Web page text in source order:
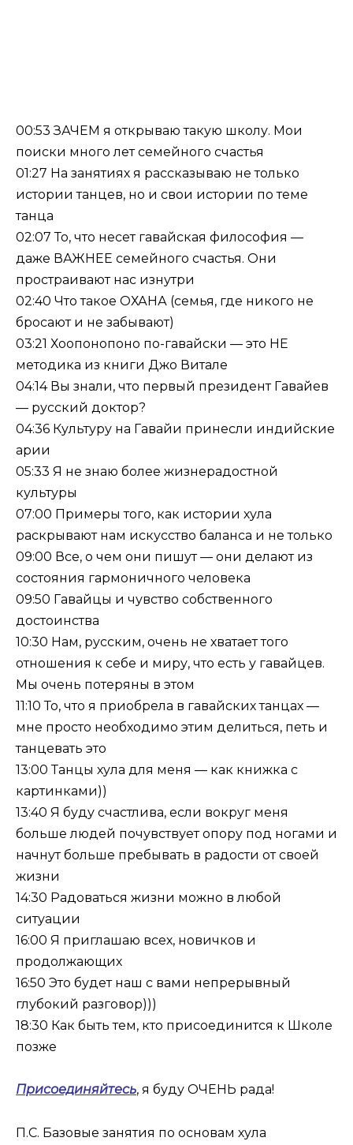
00:53 ЗАЧЕМ я открываю такую школу. Мои
поиски много лет семейного счастья
01:27 На занятиях я рассказываю не только
истории танцев, но и свои истории по теме
танца
02:07 То, что несет гавайская философия —
даже ВАЖНЕЕ семейного счастья. Они
простраивают нас изнутри
02:40 Что такое ОХАНА (семья, где никого не
бросают и не забывают)
03:21 Хоопонопоно по-гавайски — это НЕ
методика из книги Джо Витале
04:14 Вы знали, что первый президент Гавайев
— русский доктор?
04:36 Культуру на Гавайи принесли индийские
арии
05:33 Я не знаю более жизнерадостной
культуры
07:00 Примеры того, как истории хула
раскрывают нам искусство баланса и не только
09:00 Все, о чем они пишут — они делают из
состояния гармоничного человека
09:50 Гавайцы и чувство собственного
достоинства
10:30 Нам, русским, очень не хватает того
отношения к себе и миру, что есть у гавайцев.
Мы очень потеряны в этом
11:10 То, что я приобрела в гавайских танцах —
мне просто необходимо этим делиться, петь и
танцевать это
13:00 Танцы хула для меня — как книжка с
картинками))
13:40 Я буду счастлива, если вокруг меня
больше людей почувствует опору под ногами и
начнут больше пребывать в радости от своей
жизни
14:30 Радоваться жизни можно в любой
ситуации
16:00 Я приглашаю всех, новичков и
продолжающих
16:50 Это будет наш с вами непрерывный
глубокий разговор)))
18:30 Как быть тем, кто присоединится к Школе
позже
Присоединяйтесь, я буду ОЧЕНЬ рада!
П.С. Базовые занятия по основам хула